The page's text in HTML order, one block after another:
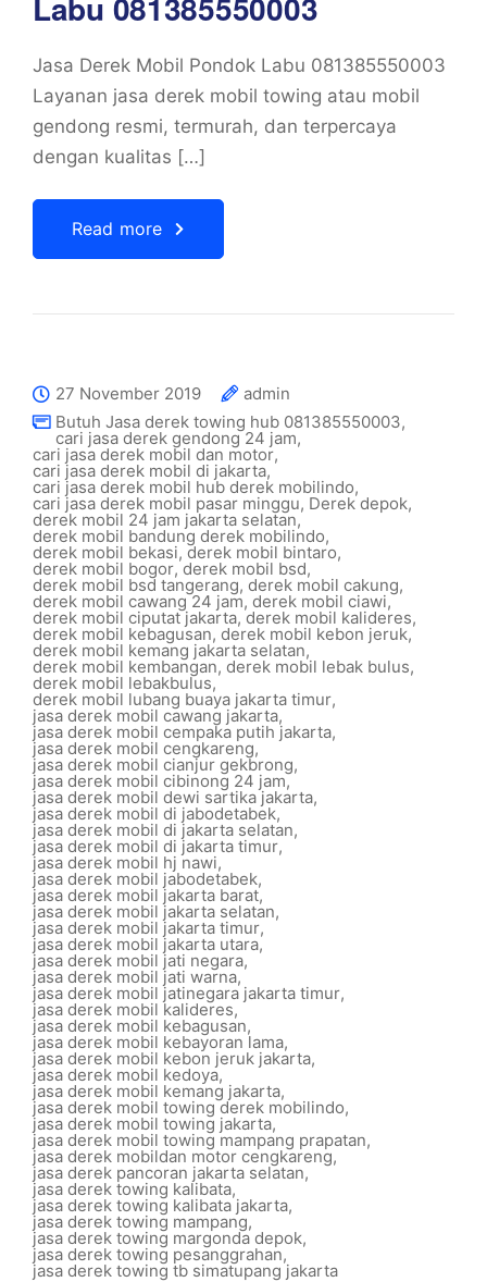
Jasa Derek Mobil Pondok Labu 081385550003
Layanan jasa derek mobil towing atau mobil
gendong resmi, termurah, dan terpercaya
dengan kualitas […]
Read more
27 November 2019
admin
Butuh Jasa derek towing hub 081385550003,
cari jasa derek gendong 24 jam,
cari jasa derek mobil dan motor,
cari jasa derek mobil di jakarta,
cari jasa derek mobil hub derek mobilindo,
cari jasa derek mobil pasar minggu, Derek depok,
derek mobil 24 jam jakarta selatan,
derek mobil bandung derek mobilindo,
derek mobil bekasi, derek mobil bintaro,
derek mobil bogor,derek mobil bsd,
derek mobil bsd tangerang, derek mobil cakung,
derek mobil cawang 24 jam, derek mobil ciawi,
derek mobil ciputat jakarta,derek mobil kalideres,
derek mobil kebagusan, derek mobil kebon jeruk,
derek mobil kemang jakarta selatan,
derek mobil kembangan, derek mobil lebak bulus,
derek mobil lebakbulus,
derek mobil lubang buaya jakarta timur,
jasa derek mobil cawang jakarta,
jasa derek mobil cempaka putih jakarta,
jasa derek mobil cengkareng,
jasa derek mobil cianjur gekbrong,
jasa derek mobil cibinong 24 jam,
jasa derek mobil dewi sartika jakarta,
jasa derek mobil di jabodetabek,
jasa derek mobil di jakarta selatan,
jasa derek mobil di jakarta timur,
jasa derek mobil hj nawi,
jasa derek mobil jabodetabek,
jasa derek mobil jakarta barat,
jasa derek mobil jakarta selatan,
jasa derek mobil jakarta timur,
jasa derek mobil jakarta utara,
jasa derek mobil jati negara,
jasa derek mobil jati warna,
jasa derek mobil jatinegara jakarta timur,
jasa derek mobil kalideres,
jasa derek mobil kebagusan,
jasa derek mobil kebayoran lama,
jasa derek mobil kebon jeruk jakarta,
jasa derek mobil kedoya,
jasa derek mobil kemang jakarta,
jasa derek mobil towing derek mobilindo,
jasa derek mobil towing jakarta,
jasa derek mobil towing mampang prapatan,
jasa derek mobildan motor cengkareng,
jasa derek pancoran jakarta selatan,
jasa derek towing kalibata,
jasa derek towing kalibata jakarta,
jasa derek towing mampang,
jasa derek towing margonda depok,
jasa derek towing pesanggrahan,
jasa derek towing tb simatupang jakarta